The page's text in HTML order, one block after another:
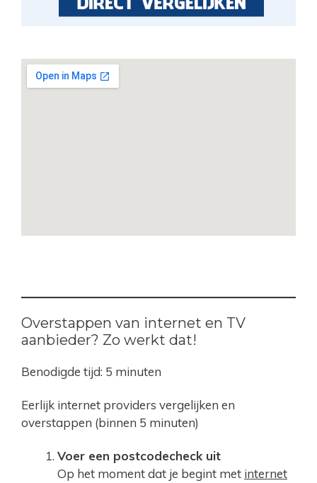
Overstappen van internet en TV
aanbieder? Zo werkt dat!
Benodigde tijd: 5 minuten
Eerlijk internet providers vergelijken en
overstappen (binnen 5 minuten)
Voer een postcodecheck uit
Op het moment dat je begint met internet